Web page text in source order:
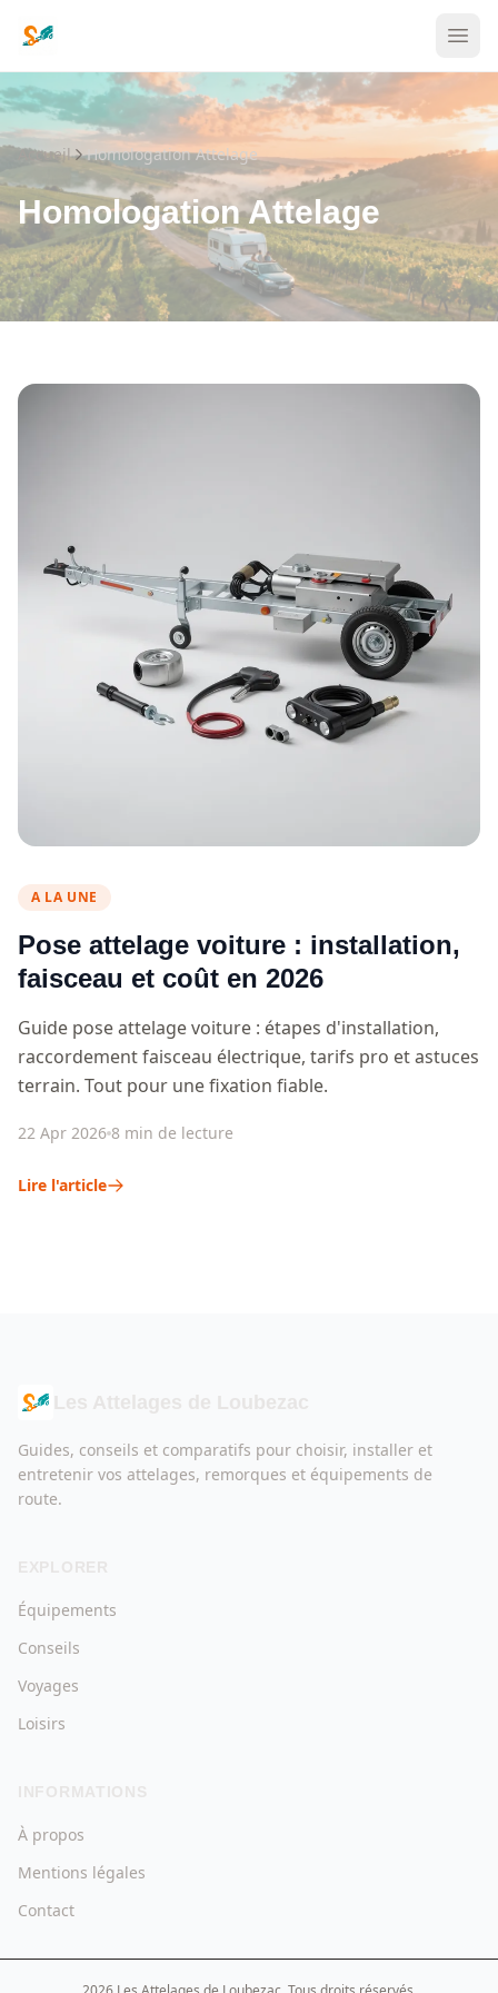
Accueil Homologation Attelage
Homologation Attelage
A LA UNE
Pose attelage voiture : installation,
faisceau et coût en 2026
Guide pose attelage voiture : étapes d'installation,
raccordement faisceau électrique, tarifs pro et astuces
terrain. Tout pour une fixation fiable.
22 Apr 2026 8 min de lecture
Lire l'article
Guides, conseils et comparatifs pour choisir, installer et
entretenir vos attelages, remorques et équipements de
route.
Équipements
Conseils
Voyages
Loisirs
À propos
Mentions légales
Contact